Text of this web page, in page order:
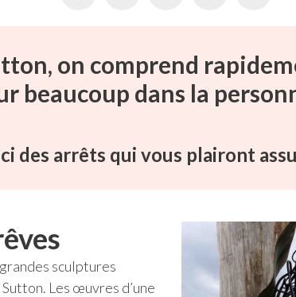
on comprend
beaucoup dans la
des arrêts qui vous plairont
sculptures
Les œuvres d’une